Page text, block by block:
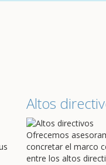
Altos
Ofrecemos
concretar el marco
entre los altos